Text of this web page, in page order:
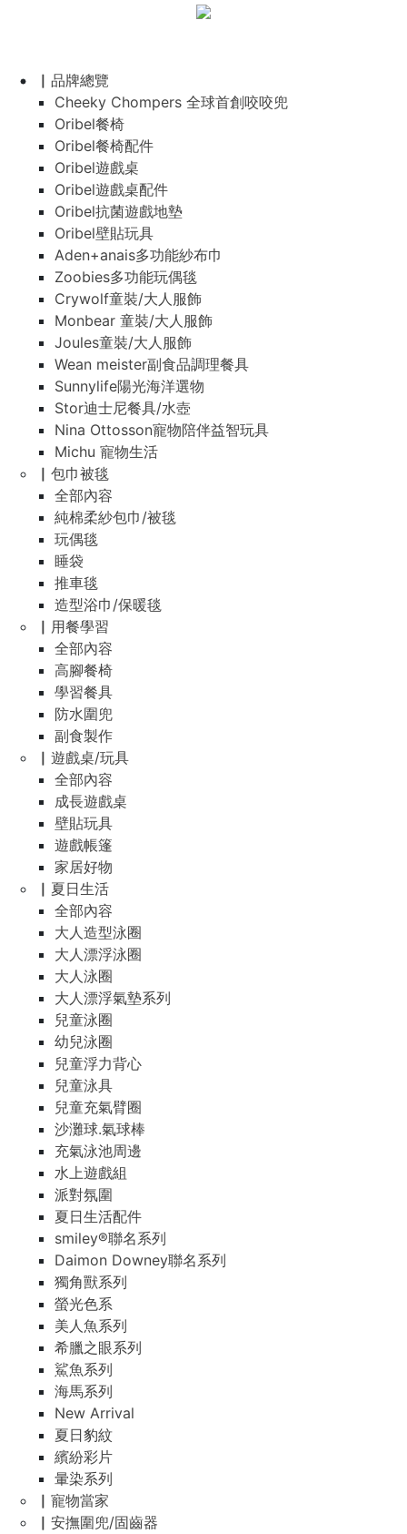
▏品牌總覽
Cheeky Chompers 全球首創咬咬兜
Oribel餐椅
Oribel餐椅配件
Oribel遊戲桌
Oribel遊戲桌配件
Oribel抗菌遊戲地墊
Oribel壁貼玩具
Aden+anais多功能紗布巾
Zoobies多功能玩偶毯
Crywolf童裝/大人服飾
Monbear 童裝/大人服飾
Joules童裝/大人服飾
Wean meister副食品調理餐具
Sunnylife陽光海洋選物
Stor迪士尼餐具/水壺
Nina Ottosson寵物陪伴益智玩具
Michu 寵物生活
▏包巾被毯
全部內容
純棉柔紗包巾/被毯
玩偶毯
睡袋
推車毯
造型浴巾/保暖毯
▏用餐學習
全部內容
高腳餐椅
學習餐具
防水圍兜
副食製作
▏遊戲桌/玩具
全部內容
成長遊戲桌
壁貼玩具
遊戲帳篷
家居好物
▏夏日生活
全部內容
大人造型泳圈
大人漂浮泳圈
大人泳圈
大人漂浮氣墊系列
兒童泳圈
幼兒泳圈
兒童浮力背心
兒童泳具
兒童充氣臂圈
沙灘球.氣球棒
充氣泳池周邊
水上遊戲組
派對氛圍
夏日生活配件
smiley®聯名系列
Daimon Downey聯名系列
獨角獸系列
螢光色系
美人魚系列
希臘之眼系列
鯊魚系列
海馬系列
New Arrival
夏日豹紋
繽紛彩片
暈染系列
▏寵物當家
▏安撫圍兜/固齒器